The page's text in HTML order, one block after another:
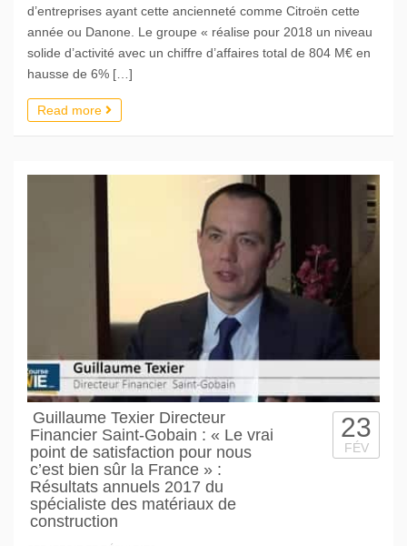
d’entreprises ayant cette ancienneté comme Citroën cette
année ou Danone. Le groupe « réalise pour 2018 un niveau
solide d’activité avec un chiffre d’affaires total de 804 M€ en
hausse de 6% […]
Read more
Guillaume Texier Directeur
Financier Saint-Gobain : « Le vrai
point de satisfaction pour nous
c’est bien sûr la France » :
Résultats annuels 2017 du
spécialiste des matériaux de
construction
23
FÉV